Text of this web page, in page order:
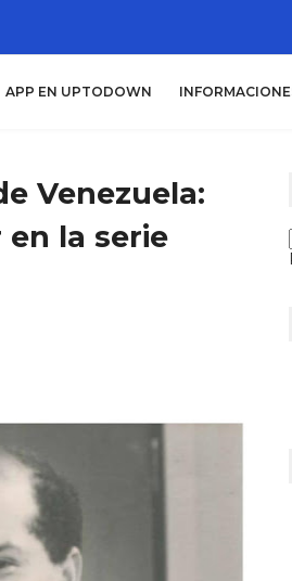
APP EN UPTODOWN
Venezuela:
la serie